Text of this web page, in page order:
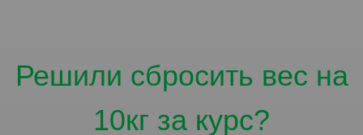
Решили сбросить вес на
10кг за курс?